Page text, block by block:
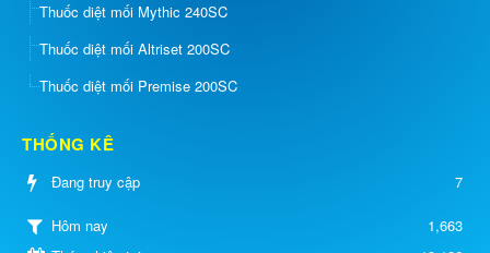
Thuốc diệt mối Mythic 240SC
Thuốc diệt mối Altriset 200SC
Thuốc diệt mối Premise 200SC
THỐNG KÊ
Đang truy cập 7
Hôm nay
1,663